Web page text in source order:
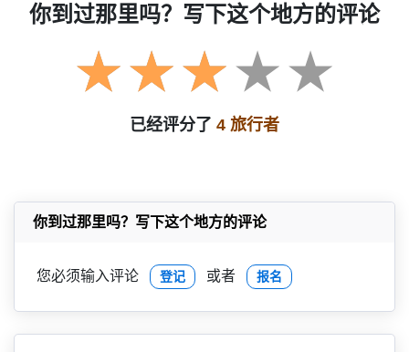
你到过那里吗？写下这个地方的评论
已经评分了 4 旅行者
你到过那里吗？写下这个地方的评论
您必须输入评论 登记 或者 报名